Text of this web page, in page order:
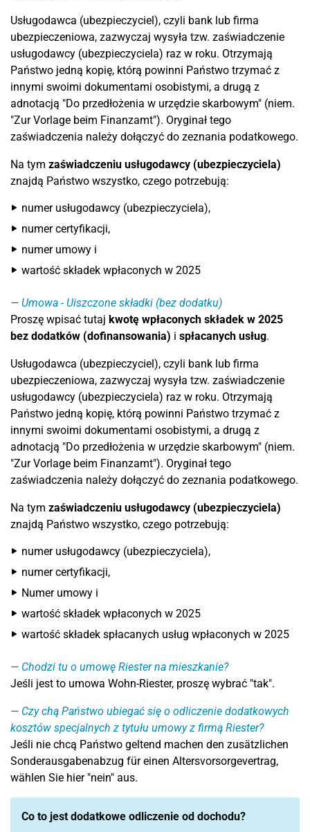
Usługodawca (ubezpieczyciel), czyli bank lub firma
ubezpieczeniowa, zazwyczaj wysyła tzw. zaświadczenie
usługodawcy (ubezpieczyciela) raz w roku. Otrzymają
Państwo jedną kopię, którą powinni Państwo trzymać z
innymi swoimi dokumentami osobistymi, a drugą z
adnotacją "Do przedłożenia w urzędzie skarbowym" (niem.
"Zur Vorlage beim Finanzamt"). Oryginał tego
zaświadczenia należy dołączyć do zeznania podatkowego.
Na tym zaświadczeniu usługodawcy (ubezpieczyciela)
znajdą Państwo wszystko, czego potrzebują:
numer usługodawcy (ubezpieczyciela),
numer certyfikacji,
numer umowy i
wartość składek wpłaconych w 2025
Umowa - Uiszczone składki (bez dodatku)
Proszę wpisać tutaj kwotę wpłaconych składek w 2025
bez dodatków (dofinansowania) i spłacanych usług.
Usługodawca (ubezpieczyciel), czyli bank lub firma
ubezpieczeniowa, zazwyczaj wysyła tzw. zaświadczenie
usługodawcy (ubezpieczyciela) raz w roku. Otrzymają
Państwo jedną kopię, którą powinni Państwo trzymać z
innymi swoimi dokumentami osobistymi, a drugą z
adnotacją "Do przedłożenia w urzędzie skarbowym" (niem.
"Zur Vorlage beim Finanzamt"). Oryginał tego
zaświadczenia należy dołączyć do zeznania podatkowego.
Na tym zaświadczeniu usługodawcy (ubezpieczyciela)
znajdą Państwo wszystko, czego potrzebują:
numer usługodawcy (ubezpieczyciela),
numer certyfikacji,
Numer umowy i
wartość składek wpłaconych w 2025
wartość składek spłacanych usług wpłaconych w 2025
Chodzi tu o umowę Riester na mieszkanie?
Jeśli jest to umowa Wohn-Riester, proszę wybrać "tak".
Czy chą Państwo ubiegać się o odliczenie dodatkowych
kosztów specjalnych z tytułu umowy z firmą Riester?
Jeśli nie chcą Państwo geltend machen den zusätzlichen
Sonderausgabenabzug für einen Altersvorsorgevertrag,
wählen Sie hier "nein" aus.
Co to jest dodatkowe odliczenie od dochodu?